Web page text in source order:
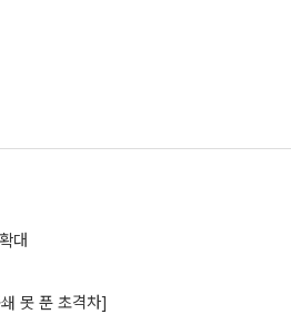
대
못 푼 초격차]